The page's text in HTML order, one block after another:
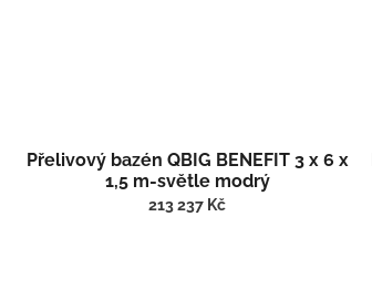
Přelivový bazén QBIG BENEFIT 3 x 6 x
1,5 m-světle modrý
213 237 Kč